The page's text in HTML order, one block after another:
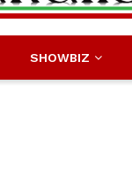
SHOWBIZ